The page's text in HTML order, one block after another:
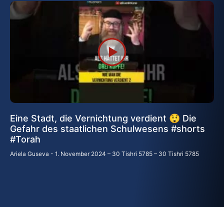
Eine Stadt, die Vernichtung verdient 😲 Die
Gefahr des staatlichen Schulwesens #shorts
#Torah
Ariela Guseva 1. November 2024 – 30 Tishri 5785 – 30 Tishri 5785